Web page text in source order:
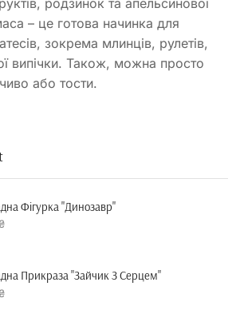
родзинок та апельсинової
– це готова начинка для
зокрема млинців, рулетів,
випічки. Також, можна просто
або тости.
Фігурка "динозавр"
Прикраза "зайчик З Серцем"